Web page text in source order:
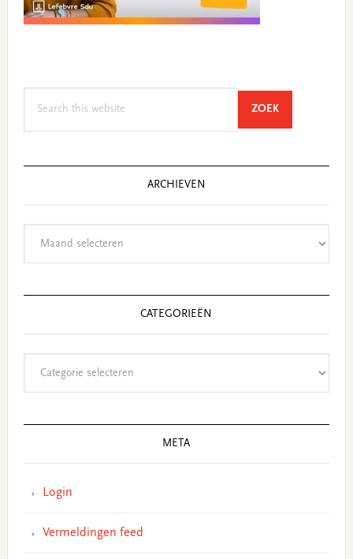
ZOEKSEARCH
ARCHIEVEN
CATEGORIEËN
META
Login
Vermeldingen feed